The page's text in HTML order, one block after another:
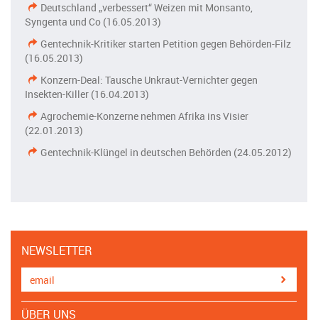
Deutschland „verbessert“ Weizen mit Monsanto,
Syngenta und Co (16.05.2013)
Gentechnik-Kritiker starten Petition gegen Behörden-Filz
(16.05.2013)
Konzern-Deal: Tausche Unkraut-Vernichter gegen
Insekten-Killer (16.04.2013)
Agrochemie-Konzerne nehmen Afrika ins Visier
(22.01.2013)
Gentechnik-Klüngel in deutschen Behörden (24.05.2012)
NEWSLETTER
ÜBER UNS